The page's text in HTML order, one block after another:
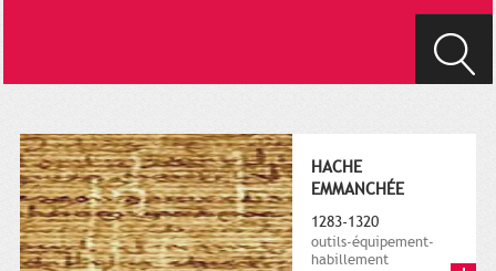
HACHE
EMMANCHÉE
1283-1320
outils-équipement-
habillement